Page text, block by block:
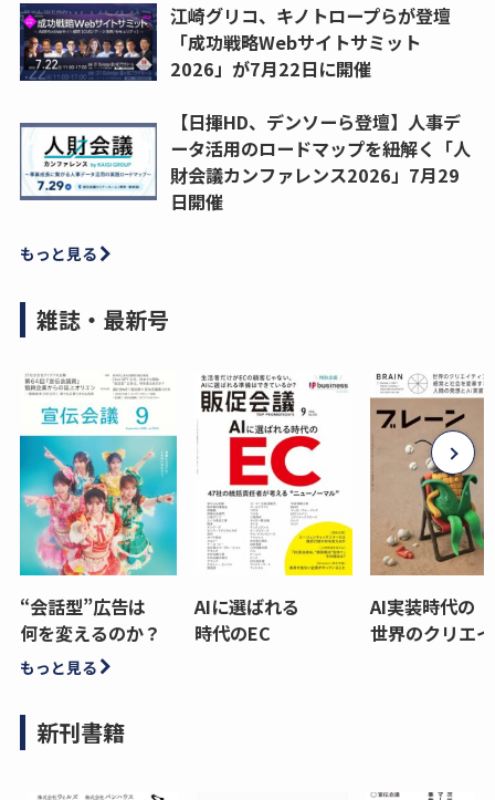
江崎グリコ、キノトロープらが登壇
「成功戦略Webサイトサミット
2026」が7月22日に開催
【日揮HD、デンソーら登壇】人事デ
ータ活用のロードマップを紐解く「人
財会議カンファレンス2026」7月29
日開催
もっと見る
雑誌・最新号
“会話型”広告は
何を変えるのか？
AIに選ばれる
時代のEC
AI実装時代の
世界のクリエ
もっと見る
新刊書籍